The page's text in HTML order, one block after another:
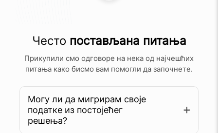
Често постављана питања
Прикупили смо одговоре на нека од најчешћих
питања како бисмо вам помогли да започнете.
Могу ли да мигрирам своје
податке из постојећег
решења?